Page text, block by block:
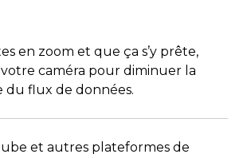
en zoom et que ça s’y prête,
caméra pour diminuer la
du flux de données.
et autres plateformes de